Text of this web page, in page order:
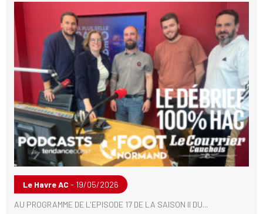
Le Havre AC - 19/05/2026
AU PROGRAMME DE L'EPISODE 17 DE LA SAISON II DU...